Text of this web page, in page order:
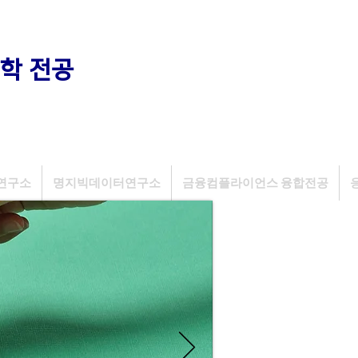
전공
구소 명지빅데이터연구소 금융컴플라이언스 융합전공